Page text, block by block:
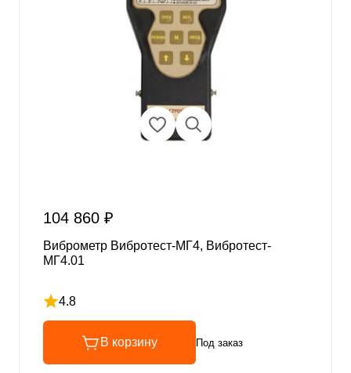
104 860 ₽
Виброметр Вибротест-МГ4, Вибротест-
МГ4.01
4.8
Рейтинг 4.8 из 5
В корзину Под заказ